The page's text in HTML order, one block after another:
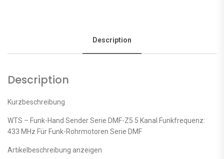
Description
Description
Kurzbeschreibung
WTS – Funk-Hand Sender Serie DMF-Z5 5 Kanal Funkfrequenz:
433 MHz Für Funk-Rohrmotoren Serie DMF
Artikelbeschreibung anzeigen